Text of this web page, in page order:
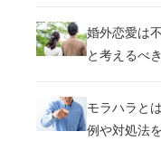
婚外恋愛は
と考えるべ
モラハラと
例や対処法